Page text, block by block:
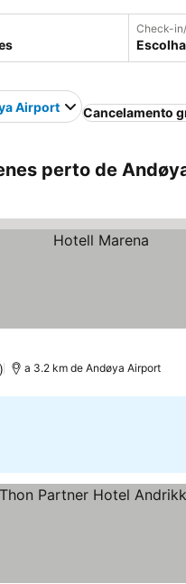
Check-
Airport Cancelamento
perto de
a 3.2 km de Andøya Airport